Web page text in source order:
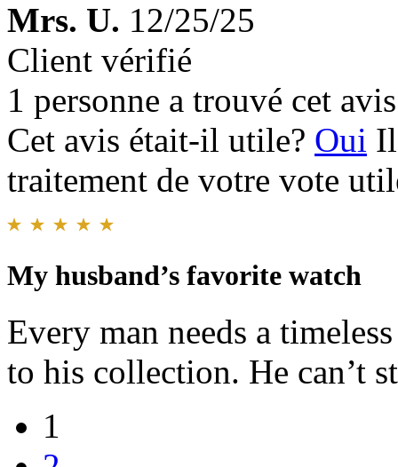
Mrs. U. 12/25/25
Client vérifié
1 personne a trouvé cet
Cet avis était-il utile? Oui
traitement de votre vote
My husband’s favorite watch
Every man needs a
to his collection. He can’t
1